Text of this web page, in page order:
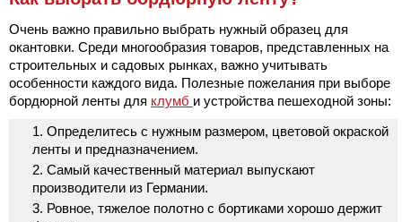
Очень важно правильно выбрать нужный образец для
окантовки. Среди многообразия товаров, представленных на
строительных и садовых рынках, важно учитывать
особенности каждого вида. Полезные пожелания при выборе
бордюрной ленты для клумб и устройства пешеходной зоны:
Определитесь с нужным размером, цветовой окраской
ленты и предназначением.
Самый качественный материал выпускают
производители из Германии.
Ровное, тяжелое полотно с бортиками хорошо держит